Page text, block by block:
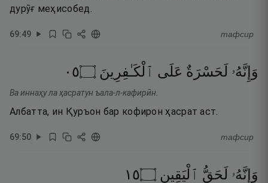
дурӯғ меҳисобед.
69:49 тафсир
وَإِنَّهُۥ لَحَسْرَةٌ عَلَى ٱلْكَـٰفِرِينَ ۝٥٠
Ва иннаҳу ла ҳасратун ъала-л-кафирӣн.
Албатта, ин Қуръон бар кофирон ҳасрат аст.
69:50 тафсир
وَإِنَّهُۥ لَحَقُّ ٱلْيَقِينِ ۝٥١